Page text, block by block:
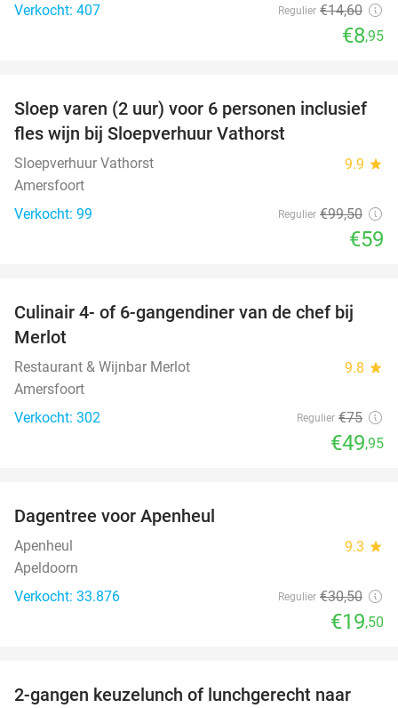
Verkocht: 407
Regulier €14,60
€8,95
41%
Sloep varen (2 uur) voor 6 personen inclusief
fles wijn bij Sloepverhuur Vathorst
Sloepverhuur Vathorst 9.9 star
Amersfoort
Verkocht: 99
Regulier €99,50
€59
33%
Culinair 4- of 6-gangendiner van de chef bij
Merlot
Restaurant & Wijnbar Merlot 9.8 star
Amersfoort
Verkocht: 302
Regulier €75
€49,95
Dagentree voor Apenheul
Apenheul 9.3 star
Apeldoorn
Verkocht: 33.876
Regulier €30,50
€19,50
39%
2-gangen keuzelunch of lunchgerecht naar